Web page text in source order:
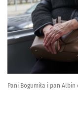
Pani Bogumiła i pan